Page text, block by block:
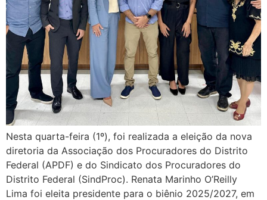
Nesta quarta-feira (1º), foi realizada a eleição da nova
diretoria da Associação dos Procuradores do Distrito
Federal (APDF) e do Sindicato dos Procuradores do
Distrito Federal (SindProc). Renata Marinho O’Reilly
Lima foi eleita presidente para o biênio 2025/2027, em